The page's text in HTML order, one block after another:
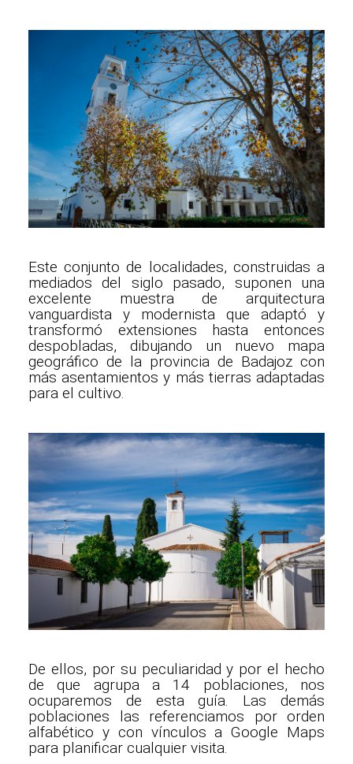
Este conjunto de localidades, construidas a
mediados del siglo pasado, suponen una
excelente muestra de arquitectura
vanguardista y modernista que adaptó y
transformó extensiones hasta entonces
despobladas, dibujando un nuevo mapa
geográfico de la provincia de Badajoz con
más asentamientos y más tierras adaptadas
para el cultivo.
De ellos, por su peculiaridad y por el hecho
de que agrupa a 14 poblaciones, nos
ocuparemos de esta guía. Las demás
poblaciones las referenciamos por orden
alfabético y con vínculos a Google Maps
para planificar cualquier visita.